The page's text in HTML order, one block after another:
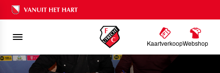
Ons nalatenschap
KaartverkoopWebshop